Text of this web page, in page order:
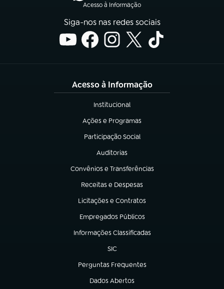
Acesso à Informação
Siga-nos nas redes sociais
Acesso à Informação
Institucional
(abre em nova aba)
Ações e Programas
(abre em nova aba)
Participação Social
(abre em nova aba)
Auditorias
(abre em nova aba)
Convênios e Transferências
(abre em nova aba)
Receitas e Despesas
(abre em nova aba)
Licitações e Contratos
(abre em nova aba)
Empregados Públicos
(abre em nova aba)
Informações Classificadas
(abre em nova aba)
SIC
(abre em nova aba)
Perguntas Frequentes
(abre em nova aba)
Dados Abertos
(abre em nova aba)